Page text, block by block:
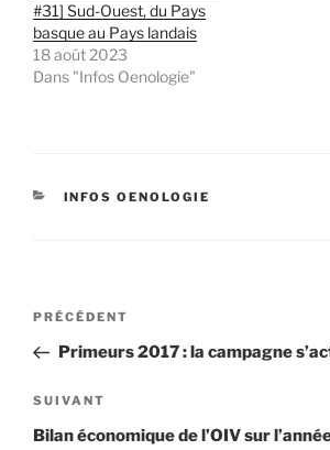
#31] Sud-Ouest, du Pays
basque au Pays landais
18 août 2023
Dans "Infos Oenologie"
CATÉGORIES
INFOS OENOLOGIE
Navigation
l’article
Article
précédent
PRÉCÉDENT
Primeurs 2017 : la campagne
Article
suivant
SUIVANT
Bilan économique de l’OIV sur